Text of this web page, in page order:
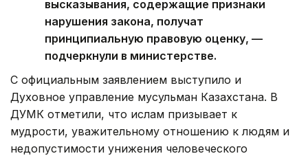
высказывания, содержащие признаки
нарушения закона, получат
принципиальную правовую оценку, —
подчеркнули в министерстве.
С официальным заявлением выступило и
Духовное управление мусульман Казахстана. В
ДУМК отметили, что ислам призывает к
мудрости, уважительному отношению к людям и
недопустимости унижения человеческого